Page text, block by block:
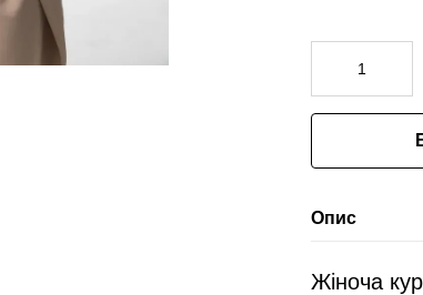
Опис
Жіноча